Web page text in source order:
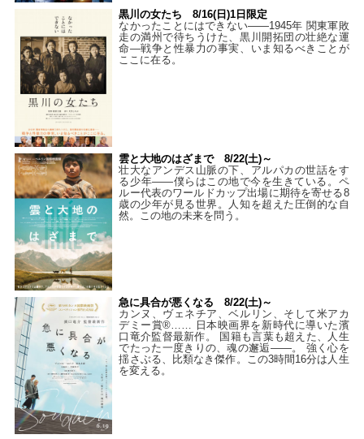
黒川の女たち 8/16(日)1日限定
なかったことにはできない——1945年 関東軍敗
走の満州で待ちうけた、黒川開拓団の壮絶な運
命―戦争と性暴力の事実、いま知るべきことが
ここに在る。
雲と大地のはざまで 8/22(土)～
壮大なアンデス山脈の下、アルパカの世話をす
る少年――僕らはこの地で今を生きている。ペ
ルー代表のワールドカップ出場に期待を寄せる8
歳の少年が見る世界。人知を超えた圧倒的な自
然。この地の未来を問う。
急に具合が悪くなる 8/22(土)～
カンヌ、ヴェネチア、ベルリン、そして米アカ
デミー賞®…… 日本映画界を新時代に導いた濱
口竜介監督最新作。 国籍も言葉も超えた、人生
でたった一度きりの、魂の邂逅――。 強く心を
揺さぶる、比類なき傑作。この3時間16分は人生
を変える。